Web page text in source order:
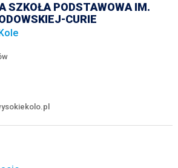
SZKOŁA PODSTAWOWA IM.
CURIE